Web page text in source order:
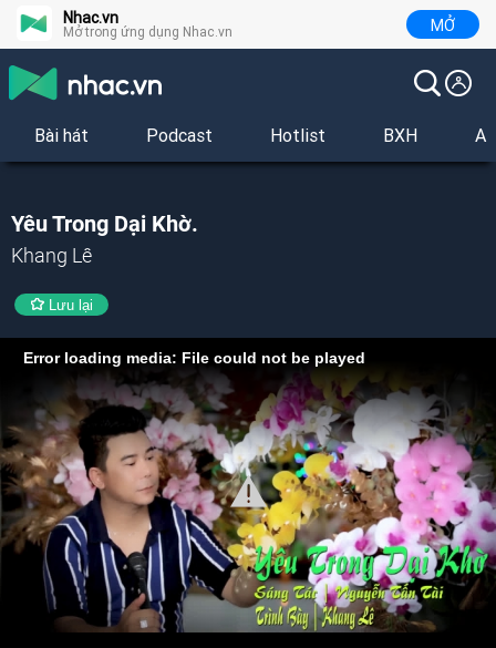
Nhac.vn
Mở trong ứng dụng Nhac.vn MỞ
Bài hát Podcast Hotlist BXH
Yêu Trong Dại Khờ.
Khang Lê
Lưu lại
Error loading media: File could not be played